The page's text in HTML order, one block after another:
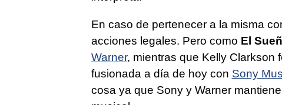
En caso de pertenecer a la misma
acciones legales. Pero como El
Warner, mientras que Kelly Clarkson
fusionada a día de hoy con Sony
cosa ya que Sony y Warner